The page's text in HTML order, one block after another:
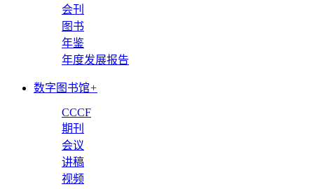
会刊
图书
年鉴
年度发展报告
数字图书馆+
CCCF
期刊
会议
讲稿
视频